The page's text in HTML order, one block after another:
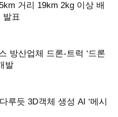
거리 19km 2kg 이상 배
발표
방산업체 드론-트럭 ‘드론
발
루듯 3D객체 생성 AI ‘메시